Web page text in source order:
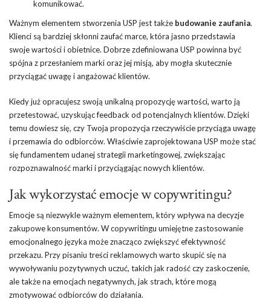
komunikować.
Ważnym elementem stworzenia USP jest także budowanie zaufania.
Klienci są bardziej skłonni zaufać marce, która jasno przedstawia
swoje wartości i obietnice. Dobrze zdefiniowana USP powinna być
spójna z przesłaniem marki oraz jej misją, aby mogła skutecznie
przyciągać uwagę i angażować klientów.
Kiedy już opracujesz swoją unikalną propozycję wartości, warto ją
przetestować, uzyskując feedback od potencjalnych klientów. Dzięki
temu dowiesz się, czy Twoja propozycja rzeczywiście przyciąga uwagę
i przemawia do odbiorców. Właściwie zaprojektowana USP może stać
się fundamentem udanej strategii marketingowej, zwiększając
rozpoznawalność marki i przyciągając nowych klientów.
Jak wykorzystać emocje w copywritingu?
Emocje są niezwykle ważnym elementem, który wpływa na decyzje
zakupowe konsumentów. W copywritingu umiejętne zastosowanie
emocjonalnego języka może znacząco zwiększyć efektywność
przekazu. Przy pisaniu treści reklamowych warto skupić się na
wywoływaniu pozytywnych uczuć, takich jak radość czy zaskoczenie,
ale także na emocjach negatywnych, jak strach, które mogą
zmotywować odbiorców do działania.